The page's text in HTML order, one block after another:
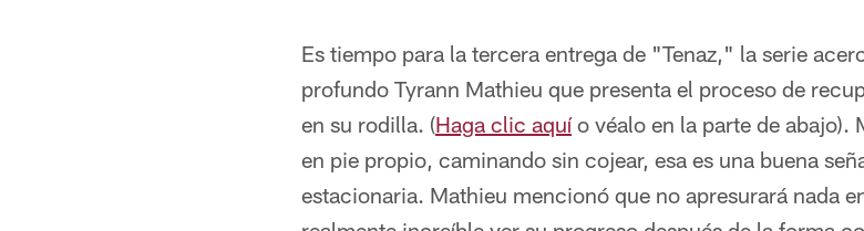
Es tiempo para la tercera entrega de "Tenaz," la serie
profundo Tyrann Mathieu que presenta el proceso de
en su rodilla. (Haga clic aquío véalo en la parte de abajo).
en pie propio, caminando sin cojear, esa es una buena
estacionaria. Mathieu mencionó que no apresurará nada